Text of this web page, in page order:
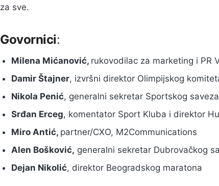
za sve.
Govornici:
Milena Mićanović, rukovodilac za marketing i PR
Damir Štajner, izvršni direktor Olimpijskog
Nikola Penić, generalni sekretar Sportskog
Srđan Erceg, komentator Sport Kluba i direktor
Miro Antić, partner/CXO, M2Communications
Alen Bošković, generalni sekretar Dubrovačkog
Dejan Nikolić, direktor Beogradskog maratona